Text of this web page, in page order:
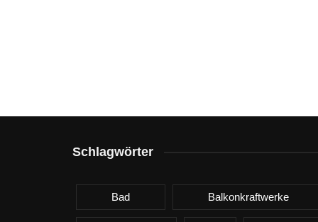
Schlagwörter
Bad Balkonkraftwerke